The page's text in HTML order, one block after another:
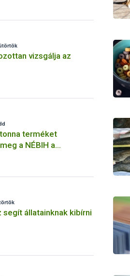
vizsgálja az
terméket
a NÉBIH a
segít állatainknak kibírni